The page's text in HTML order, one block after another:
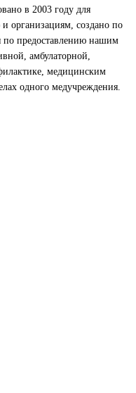
в 2003 году для
организациям, создано по
предоставлению нашим
амбулаторной,
медицинским
одного медучреждения.